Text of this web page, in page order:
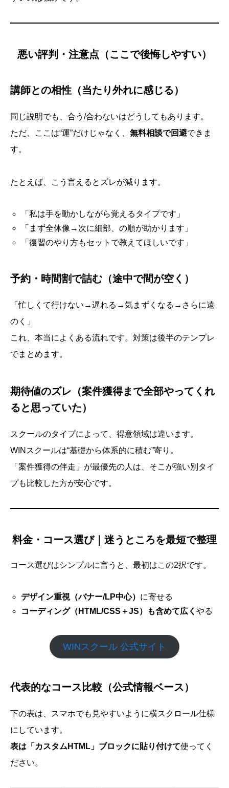
悪い評判・注意点（ここで後悔しやすい）
講師との相性（当たり外れに感じる）
同じ説明でも、合う/合わないはどうしてもあります。
ただ、ここは“運”だけじゃなく、 無料相談で回避できま
す。
たとえば、こう言えるとズレが減ります。
「私は手を動かしながら覚えるタイプです」
「まず全体像→次に細部、の順が助かります」
「復習のやり方もセットで教えてほしいです」
予約・時間割で詰む（途中で間が空く）
「忙しくて行けない→遅れる→気まずくなる→さらに遠
のく」
これ、本当によくある流れです。対策は後半のテンプレ
でまとめます。
期待値のズレ（案件獲得まで全部やってくれ
ると思っていた）
スクールのタイプによって、得意領域は違います。
WINスクールは“基礎から体系的に積む”寄り。
「案件獲得の伴走」が最優先の人は、そこが強い別タイ
プも比較した方が安心です。
料金・コース選び｜迷うところを最短で整理
コース選びはシンプルに言うと、最初はこの2択です。
デザイン重視（バナー/LP中心） に寄せる
コーディング（HTML/CSS＋JS）も含めて広く やる
WINスクール 公式サイト
代表的なコース比較（公式情報ベース）
下の表は、スマホでも見やすいように横スクロール仕様
にしています。
表は「カスタムHTML」ブロックに貼り付けて使ってく
ださい。